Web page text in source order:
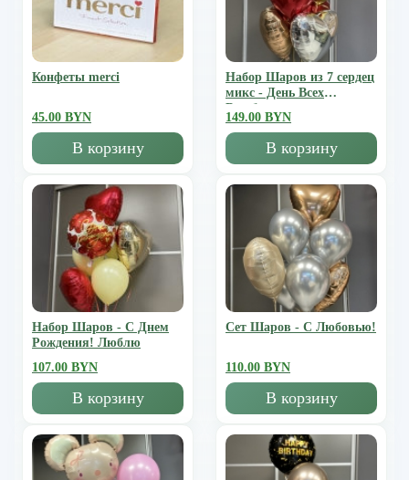
Конфеты merci
45.00 BYN
В корзину
Набор Шаров из 7 сердец
микс - День Всех
Влюбленных
149.00 BYN
В корзину
Набор Шаров - С Днем
Рождения! Люблю
107.00 BYN
В корзину
Сет Шаров - С Любовью!
110.00 BYN
В корзину